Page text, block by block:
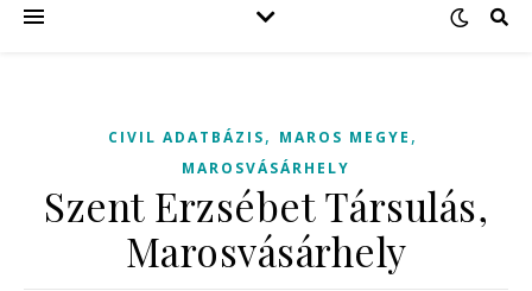
CIVIL ADATBÁZIS, MAROS MEGYE ,
MAROSVÁSÁRHELY
Szent Erzsébet Társulás,
Marosvásárhely